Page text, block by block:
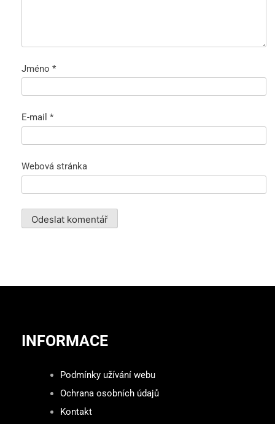
Jméno *
E-mail *
Webová stránka
INFORMACE
Podmínky užívání webu
Ochrana osobních údajů
Kontakt